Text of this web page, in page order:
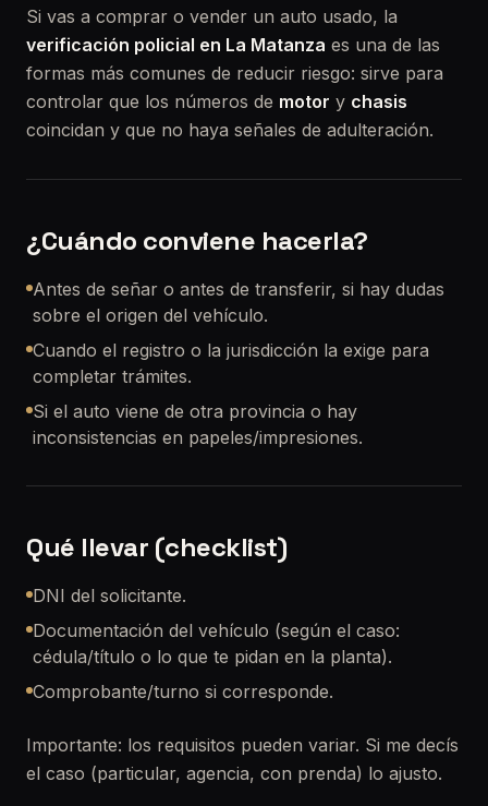
Si vas a comprar o vender un auto usado, la
verificación policial en La Matanza es una de las
formas más comunes de reducir riesgo: sirve para
controlar que los números de motor y chasis
coincidan y que no haya señales de adulteración.
¿Cuándo conviene hacerla?
Antes de señar o antes de transferir, si hay dudas
sobre el origen del vehículo.
Cuando el registro o la jurisdicción la exige para
completar trámites.
Si el auto viene de otra provincia o hay
inconsistencias en papeles/impresiones.
Qué llevar (checklist)
DNI del solicitante.
Documentación del vehículo (según el caso:
cédula/título o lo que te pidan en la planta).
Comprobante/turno si corresponde.
Importante: los requisitos pueden variar. Si me decís
el caso (particular, agencia, con prenda) lo ajusto.